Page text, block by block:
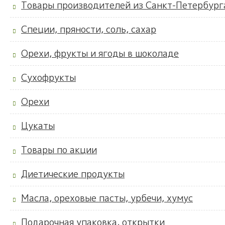
Товары производителей из Санкт-
Специи, пряности, соль, сахар
Орехи, фрукты и ягоды в шоколаде
Сухофрукты
Орехи
Цукаты
Товары по акции
Диетические продукты
Масла, ореховые пасты, урбечи, хумус
Подарочная упаковка, открытки